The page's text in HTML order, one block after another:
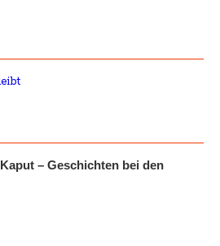
Kaput – Geschichten bei den